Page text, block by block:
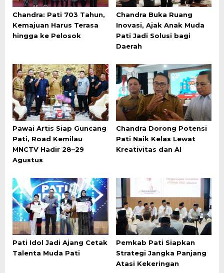
Chandra: Pati 703 Tahun,
Kemajuan Harus Terasa
hingga ke Pelosok
Chandra Buka Ruang
Inovasi, Ajak Anak Muda
Pati Jadi Solusi bagi
Daerah
Pawai Artis Siap Guncang
Pati, Road Kemilau
MNCTV Hadir 28–29
Agustus
Chandra Dorong Potensi
Pati Naik Kelas Lewat
Kreativitas dan AI
Pati Idol Jadi Ajang Cetak
Talenta Muda Pati
Pemkab Pati Siapkan
Strategi Jangka Panjang
Atasi Kekeringan